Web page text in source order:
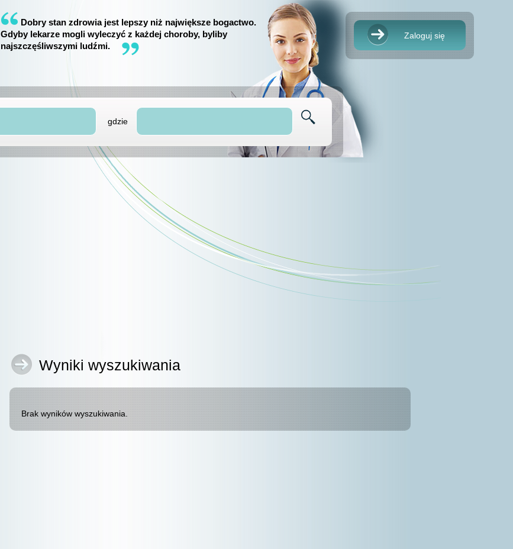
Dobry stan zdrowia jest lepszy niż największe bogactwo.
Gdyby lekarze mogli wyleczyć z każdej choroby, byliby
najszczęśliwszymi ludźmi.
Zaloguj się
gdzie
Wyniki wyszukiwania
Brak wyników wyszukiwania.